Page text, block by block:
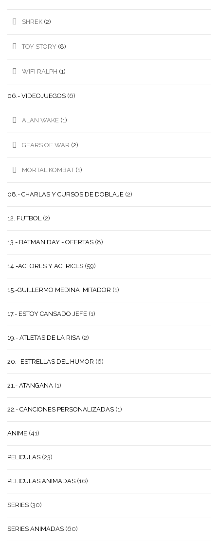
SHREK (2)
TOY STORY (8)
WIFI RALPH (1)
06.- VIDEOJUEGOS (6)
ALAN WAKE (1)
GEARS OF WAR (2)
MORTAL KOMBAT (1)
08.- CHARLAS Y CURSOS DE DOBLAJE (2)
12. FUTBOL (2)
13.- BATMAN DAY - OFERTAS (8)
14.-ACTORES Y ACTRICES (59)
15.-GUILLERMO MEDINA IMITADOR (1)
17.- ESTOY CANSADO JEFE (1)
19.- ATLETAS DE LA RISA (2)
20.- ESTRELLAS DEL HUMOR (6)
21.- ATANGANA (1)
22.- CANCIONES PERSONALIZADAS (1)
ANIME (41)
PELICULAS (23)
PELICULAS ANIMADAS (16)
SERIES (30)
SERIES ANIMADAS (60)